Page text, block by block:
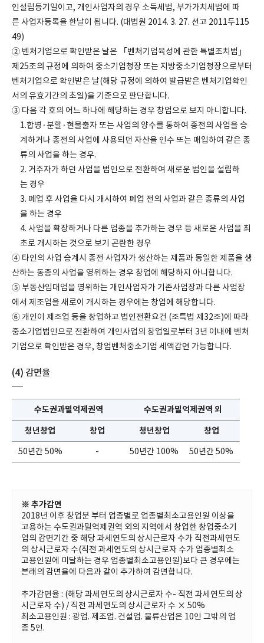
인설립등기일이고, 개인사업자의 경우 소득세법, 부가가치세법에 따
른 사업자등록을 한날이 됩니다. (대법원 2014. 3. 27. 선고 2011두115
49)
② 벤처기업으로 확인받은 날은 「벤처기업육성에 관한 특별조치법」
제25조의 규정에 의하여 중소기업청장 또는 지방중소기업청장으로부터
벤처기업으로 확인받은 날(해당 규정에 의하여 발급받은 벤처기업확인
서의 유효기간의 초일)을 기준으로 판단합니다.
③ 다음 각 호의 어느 하나에 해당하는 경우 창업으로 보지 아니합니다.
1.합병·분할·현물출자 또는 사업의 양수를 통하여 종전의 사업을 승
계하거나 종전의 사업에 사용되던 자산을 인수 또는 매입하여 같은 종
류의 사업을 하는 경우.
2. 거주자가 하던 사업을 법인으로 전환하여 새로운 법인을 설립하
는 경우
3. 폐업 후 사업을 다시 개시하여 폐업 전의 사업과 같은 종류의 사업
을 하는 경우
4. 사업을 확장하거나 다른 업종을 추가하는 경우 등 새로운 사업을 최
초로 개시하는 것으로 보기 곤란한 경우
④ 타인의 사업 승계시 종전 사업자가 생산하는 제품과 동일한 제품을 생
산하는 동종의 사업을 영위하는 경우 창업에 해당하지 아니합니다.
⑤ 부동산임대업을 영위하는 개인사업자가 기존사업장과 다른 사업장
에서 제조업을 새로이 개시하는 경우에는 창업에 해당합니다.
⑥ 개인이 제조업 등을 창업하고 법인전환요건 (조특법 제32조)에 따라
중소기업법인으로 전환하여 개인사업의 창업일로부터 3년 이내에 벤처
기업으로 확인받은 경우, 창업벤처중소기업 세액감면 가능합니다.
(4) 감면율
수도권과밀억제권역 수도권과밀억제권역 외
청년창업 창업 청년창업 창업
50년간 50% - 50년간 100% 50년간 50%
※ 추가감면
2018년 이후 창업분 부터 업종별로 업종별최소고용인원 이상을
고용하는 수도권과밀억제권역 외의 지역에서 창업한 창업중소기
업의 감면기간 중 해당 과세연도의 상시근로자 수가 직전과세연도
의 상시근로자 수(직전 과세연도의 상시근로자 수가 업종별최소
고용인원에 미달하는 경우 업종별최소고용인원)보다 큰 경우에는
본래의 감면율에 다음과 같이 추가하여 감면합니다.
추가감면율 : (해당 과세연도의 상시근로자 수- 직전 과세연도의 상
시근로자 수) / 직전 과세연도의 상시근로자 수 × 50%
최소고용인원 : 광업. 제조업. 건설업. 물류산업은 10인 그밖의 업
종 5인.